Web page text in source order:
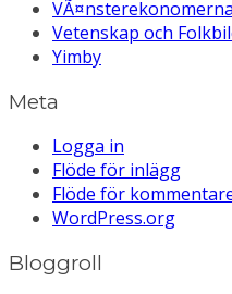
VÃ¤nsterekonomerna
Vetenskap och
Yimby
Meta
Logga in
Flöde för inlägg
Flöde för
WordPress.org
Bloggroll